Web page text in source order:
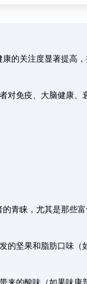
的关注度显著提高
对免疫、大脑健康、
青睐，尤其是那些
的坚果和脂肪口味